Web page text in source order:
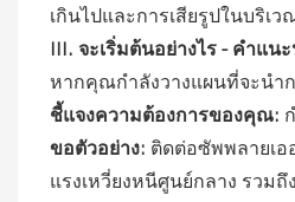
เกินไปและการเสียรูปในบริเ
III. จะเริ่มต้นอย่างไร - คำแน
หากคุณกำลังวางแผนที่จะนำ
ชี้แจงความต้องการของคุณ:
ขอตัวอย่าง: ติดต่อซัพพลายเ
แรงเหวี่ยงหนีศูนย์กลาง รวม